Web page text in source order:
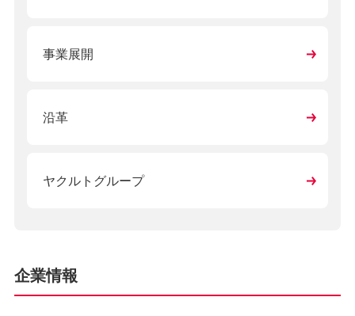
事業展開
沿革
ヤクルトグループ
企業情報